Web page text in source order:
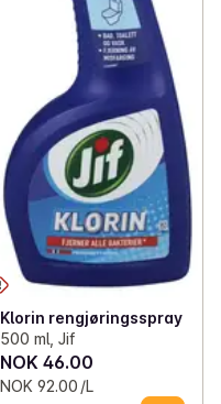
Klorin rengjøringsspray
500 ml, Jif
NOK 46.00
NOK 92.00 /L